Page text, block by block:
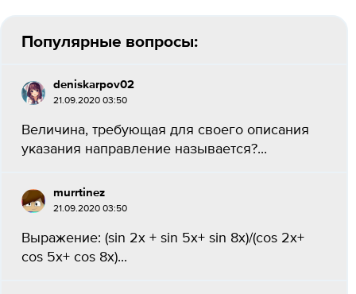
Популярные вопросы:
deniskarpov02
21.09.2020 03:50
Величина, требующая для своего описания
указания направление называется?...
murrtinez
21.09.2020 03:50
Выражение: (sin 2x + sin 5x+ sin 8x)/(cos 2x+
cos 5x+ cos 8x)...